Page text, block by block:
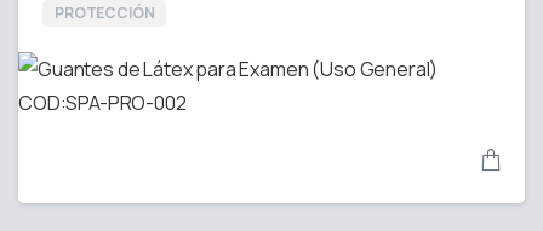
PROTECCIÓN